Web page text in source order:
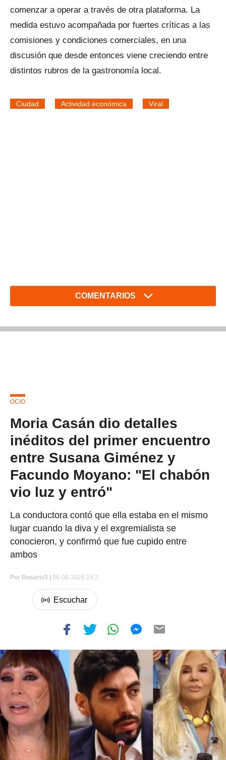
comenzar a operar a través de otra plataforma. La
medida estuvo acompañada por fuertes críticas a las
comisiones y condiciones comerciales, en una
discusión que desde entonces viene creciendo entre
distintos rubros de la gastronomía local.
Ciudad Actividad económica Viral
COMENTARIOS